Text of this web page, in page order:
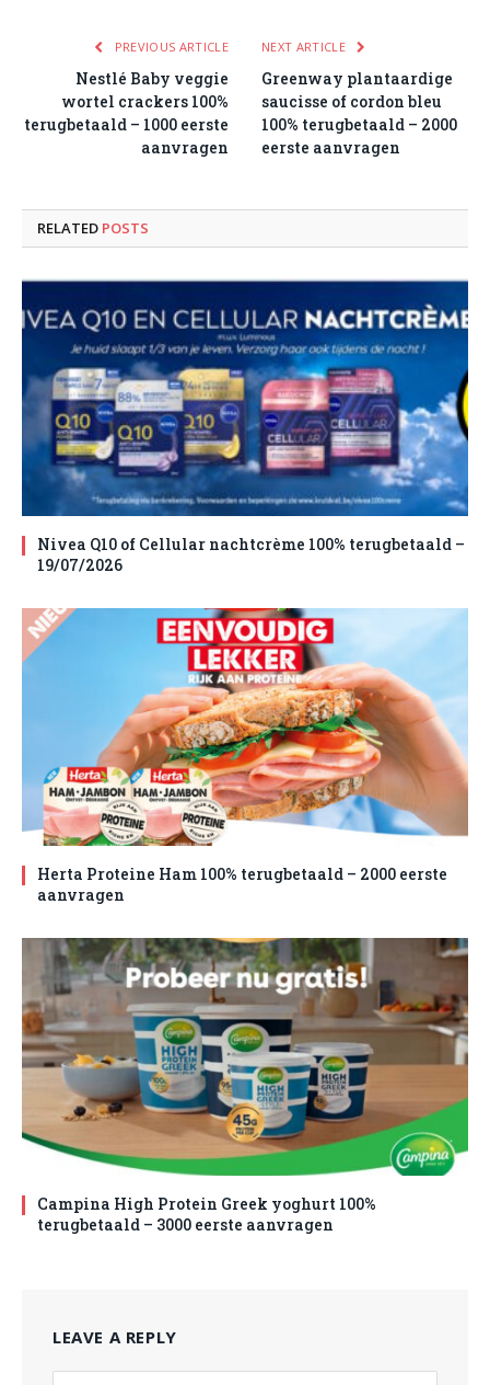
PREVIOUS ARTICLE
Nestlé Baby veggie
wortel crackers 100%
terugbetaald – 1000 eerste
aanvragen
NEXT ARTICLE
Greenway plantaardige
saucisse of cordon bleu
100% terugbetaald – 2000
eerste aanvragen
RELATED POSTS
Nivea Q10 of Cellular nachtcrème 100% terugbetaald –
19/07/2026
Herta Proteine Ham 100% terugbetaald – 2000 eerste
aanvragen
Campina High Protein Greek yoghurt 100%
terugbetaald – 3000 eerste aanvragen
LEAVE A REPLY